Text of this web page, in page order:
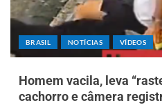
BRASIL NOTÍCIAS VÍDEOS
Homem vacila, leva
cachorro e câmera